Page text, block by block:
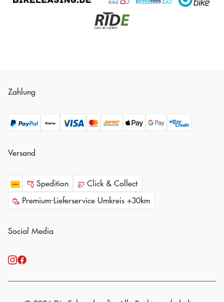
Zahlung
Versand
Spedition
Click & Collect
Premium-Lieferservice Umkreis +30km
Social Media